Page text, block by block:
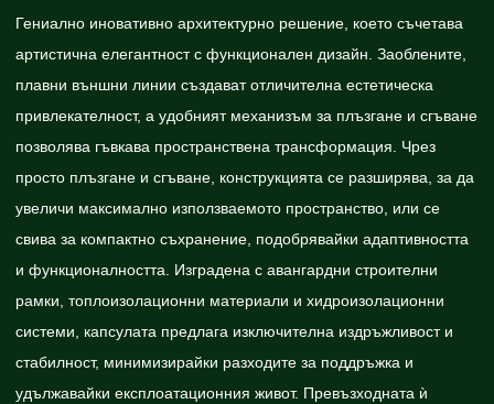
Гениално иновативно архитектурно решение, което съчетава
артистична елегантност с функционален дизайн. Заоблените,
плавни външни линии създават отличителна естетическа
привлекателност, а удобният механизъм за плъзгане и сгъване
позволява гъвкава пространствена трансформация. Чрез
просто плъзгане и сгъване, конструкцията се разширява, за да
увеличи максимално използваемото пространство, или се
свива за компактно съхранение, подобрявайки адаптивността
и функционалността. Изградена с авангардни строителни
рамки, топлоизолационни материали и хидроизолационни
системи, капсулата предлага изключителна издръжливост и
стабилност, минимизирайки разходите за поддръжка и
удължавайки експлоатационния живот. Превъзходната ѝ